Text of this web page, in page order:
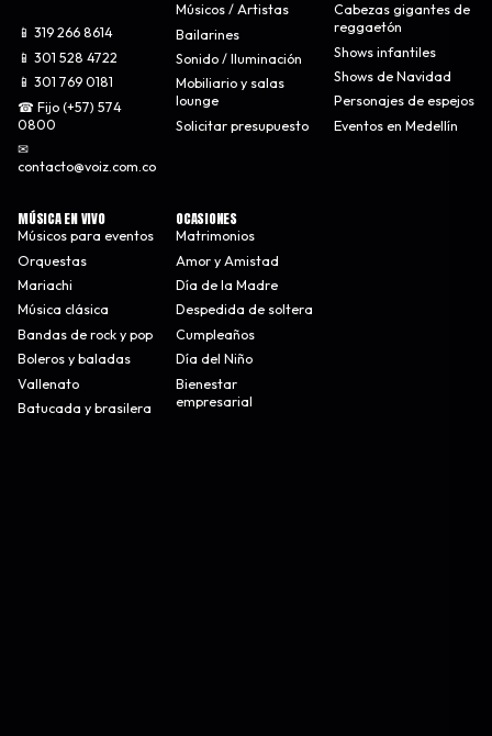
📱 319 266 8614
📱 301 528 4722
📱 301 769 0181
☎ Fijo (+57) 574
0800
✉
contacto@voiz.com.co
Músicos / Artistas
Bailarines
Sonido / Iluminación
Mobiliario y salas
lounge
Solicitar presupuesto
Cabezas gigantes de
reggaetón
Shows infantiles
Shows de Navidad
Personajes de espejos
Eventos en Medellín
MÚSICA EN VIVO
Músicos para eventos
Orquestas
Mariachi
Música clásica
Bandas de rock y pop
Boleros y baladas
Vallenato
Batucada y brasilera
OCASIONES
Matrimonios
Amor y Amistad
Día de la Madre
Despedida de soltera
Cumpleaños
Día del Niño
Bienestar
empresarial